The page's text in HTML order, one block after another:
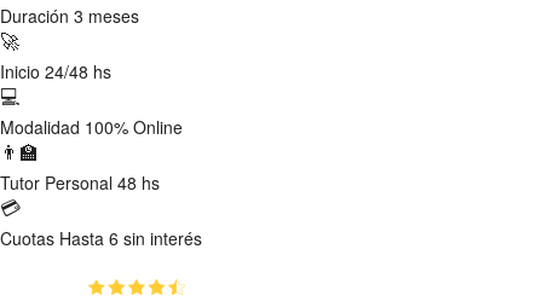
Duración 3 meses
🚀
Inicio 24/48 hs
💻
Modalidad 100% Online
👨‍🏫
Tutor Personal 48 hs
💳
Cuotas Hasta 6 sin interés